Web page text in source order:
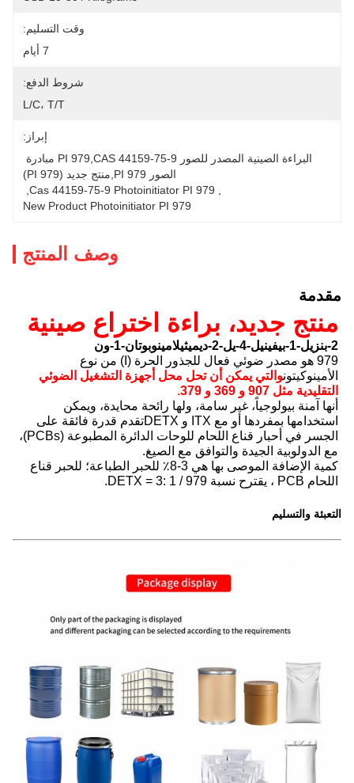
وقت التسليم:
7 أيام
شروط الدفع:
L/C، T/T
إبراز:
الصور PI 979,منتج جديد (PI 979)
Cas 44159-75-9 Photoinitiator PI 979
New Product Photoinitiator PI 979
وصف المنتج
مقدمة
منتج جديد، براءة اختراع صينية
2-بنزيل-1-بيفينيل-4-يل-2-ديميثيلامينوبوتان-1-ون
979 هو مصدر ضوئي فعال للجذور الحرة (I) من نوع
الأمينوكيتونوالتي يمكن أن تحل محل أجهزة التشغيل الضوئي
التقليدية مثل 907 و 369 و 379
.
أنها آمنة بيولوجياً، غير سامة، ولها رائحة محايدة، ويمكن
استخدامها بمفردها أو مع ITX و DETXتقدم قدرة فائقة على
الجسر في أحبار قناع اللحام للوحات الدائرة المطبوعة (PCBs)،
مع الدولوبية الجيدة والتوافق مع الصيغ.
كمية الإضافة الموصى بها هي 3-8٪ للحبر الطباعة؛ للحبر قناع
اللحام PCB ، يقترح نسبة 979 / DETX = 3: 1.
التعبئة والتسليم